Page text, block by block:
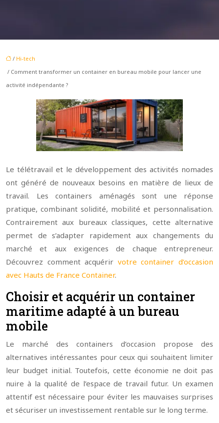
/ Hi-tech
/ Comment transformer un container en bureau mobile pour lancer une
activité indépendante ?
Le télétravail et le développement des activités nomades
ont généré de nouveaux besoins en matière de lieux de
travail. Les containers aménagés sont une réponse
pratique, combinant solidité, mobilité et personnalisation.
Contrairement aux bureaux classiques, cette alternative
permet de s’adapter rapidement aux changements du
marché et aux exigences de chaque entrepreneur.
Découvrez comment acquérir votre container d’occasion
avec Hauts de France Container.
Choisir et acquérir un container
maritime adapté à un bureau
mobile
Le marché des containers d’occasion propose des
alternatives intéressantes pour ceux qui souhaitent limiter
leur budget initial. Toutefois, cette économie ne doit pas
nuire à la qualité de l’espace de travail futur. Un examen
attentif est nécessaire pour éviter les mauvaises surprises
et sécuriser un investissement rentable sur le long terme.